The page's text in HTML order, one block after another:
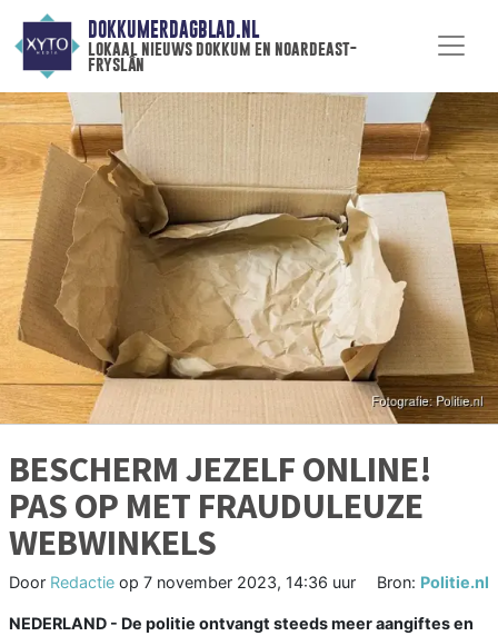
DOKKUMERDAGBLAD.NL
lokaal nieuws dokkum en noardeast-
fryslân
BESCHERM JEZELF ONLINE!
PAS OP MET FRAUDULEUZE
WEBWINKELS
Door Redactie op 7 november 2023, 14:36 uur Bron: Politie.nl
NEDERLAND - De politie ontvangt steeds meer aangiftes en